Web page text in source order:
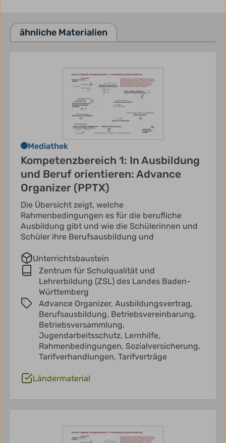
ähnliche Materialien
Mediathek
Kompetenzbereich 1: In Ausbildung
und Beruf orientieren: Advance
Organizer (PPTX)
Die Übersicht zeigt, welche
Rahmenbedingungen es für die berufliche
Ausbildung gibt und wie die Schülerinnen und
Schüler ihre Berufsausbildung und
Unterrichtsbaustein
Zentrum für Schulqualität und
Lehrerbildung (ZSL) des Landes Baden-
Württemberg
Advance Organizer, Ausbildungsvertrag,
Berufsausbildung, Betriebsvereinbarung,
Betriebsversammlung,
Jugendarbeitsschutz, Lernhilfe,
Rahmenbedingungen, Sozialversicherung,
Tarifverhandlungen, Tarifverträge
Ländermaterial